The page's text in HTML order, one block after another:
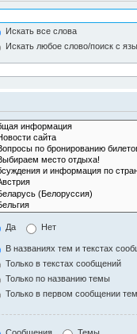
Искать все слова
Искать любое слово/поиск с
Да Нет
В названиях тем и текстах
Только в текстах сообщений
Только по названию темы
Только в первом сообщении